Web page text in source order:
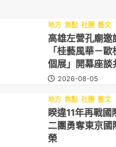
地方 焦點 社團 藝文
高雄左營孔廟邀
「桂藝風華－
個展」開幕座談
2026-08-05
地方 焦點 社團 藝文
睽違11年再戰國
二團勇奪東京國
榮